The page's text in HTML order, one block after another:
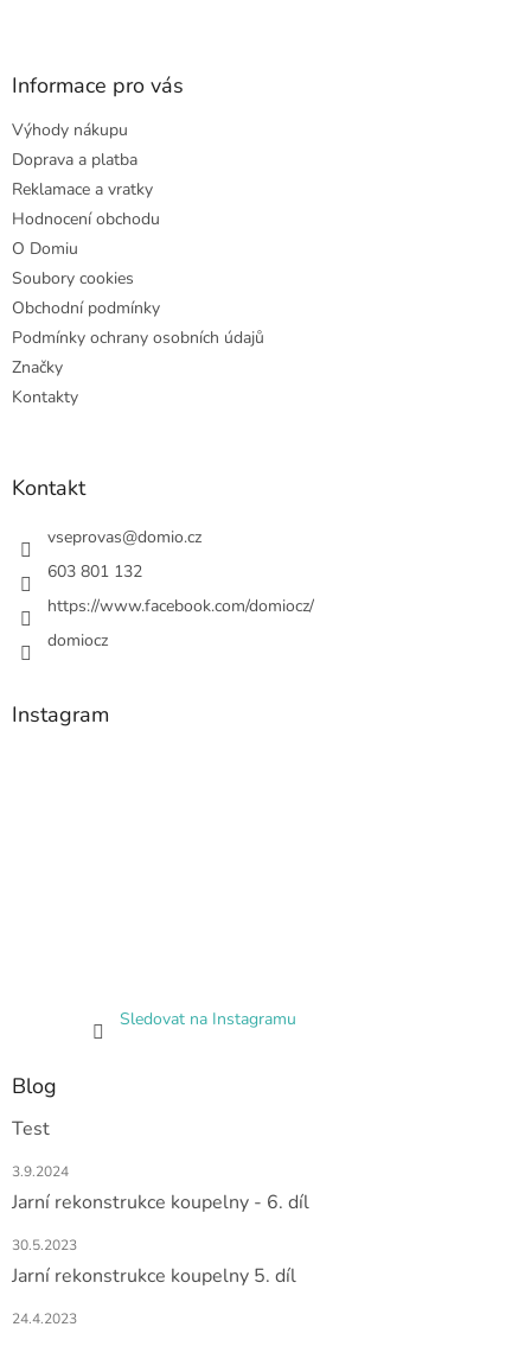
Z
Informace pro vás
Výhody nákupu
Doprava a platba
Reklamace a vratky
Hodnocení obchodu
O Domiu
Soubory cookies
Obchodní podmínky
Podmínky ochrany osobních údajů
Značky
Kontakty
Kontakt
vseprovas@domio.cz
603 801 132
https://www.facebook.com/domiocz/
domiocz
Instagram
Sledovat na Instagramu
Blog
Test
3.9.2024
Jarní rekonstrukce koupelny - 6. díl
30.5.2023
Jarní rekonstrukce koupelny 5. díl
24.4.2023